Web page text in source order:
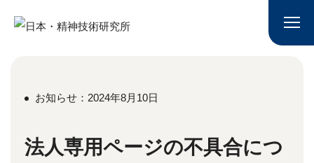
お知らせ：2024年8月10日
法人専用ページの不具合につ